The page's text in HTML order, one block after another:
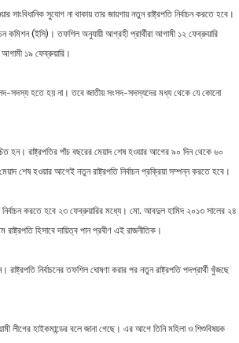
সুযোগ না থাকায় তার জায়গায় নতুন রাষ্ট্রপতি নির্বাচন করতে হবে।
কমিশন (ইসি)। তফশিল অনুযায়ী আগ্রহী প্রার্থীরা আগামী ১২ ফেব্রুয়ারি
১৯ ফেব্রুয়ারি।
সংসদ-সদস্য হতে হয় না। তবে জাতীয় সংসদ-সদস্যদের মধ্য থেকে যে কোনো
হন। রাষ্ট্রপতির পাঁচ বছরের মেয়াদ শেষ হওয়ার আগের ৯০ দিন থেকে ৬০
মেয়াদ শেষ হওয়ার আগেই নতুন রাষ্ট্রপতি নির্বাচন প্রক্রিয়া সম্পন্ন করতে হবে।
নির্বাচন করতে হবে ২৩ ফেব্রুয়ারির মধ্যে। মো. আবদুল হামিদ ২০১৩ সালের ২৪
হিসাবে দায়িত্ব পান প্রবীণ এই রাজনীতিক।
নির্বাচনের তফশিল ঘোষণা করার পর নতুন রাষ্ট্রপতি পদপ্রার্থী খুঁজছে
লীগের হাইকমান্ডের বলে জানা গেছে। এর আগে তিনি মহিলা ও শিশুবিষয়ক